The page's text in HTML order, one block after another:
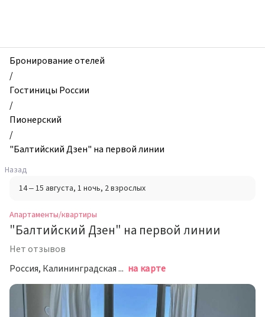
и
квартиры,
"Балтийский
Дзен"
на
первой
линии,
Пионерский,
Россия
Бронирование отелей
/
Гостиницы России
/
Пионерский
/
"Балтийский Дзен" на первой линии
Назад
14 – 15 августа, 1 ночь, 2 взрослых
Апартаменты/квартиры
"Балтийский Дзен" на первой линии
Нет отзывов
Россия, Калининградская область, Пионерский, Прибрежная улица, 21к3 на карте